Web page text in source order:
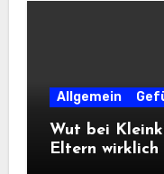
Allgemein
Wut bei
Eltern wirklich